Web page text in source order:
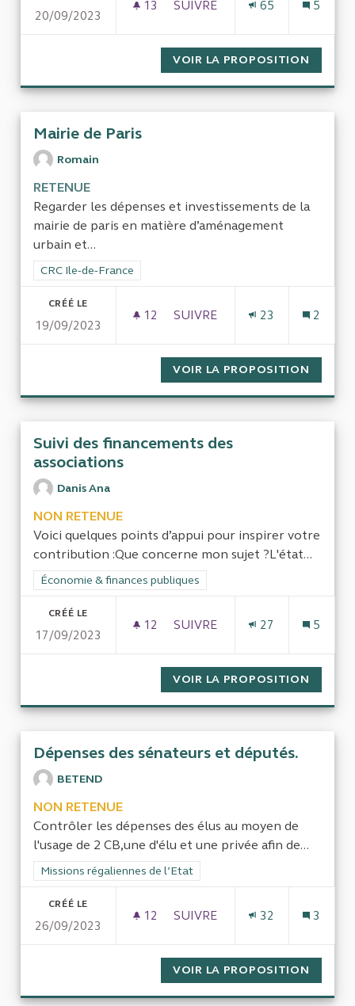
20/09/2023
13 13 ABONNÉS
SUIVRE
65 5
VOIR LA PROPOSITION
Mairie de Paris
Romain
RETENUE
Regarder les dépenses et investissements de la
mairie de paris en matière d’aménagement
urbain et...
Filtrer les résultats de la catégorie : CRC Ile-de-France
CRC Ile-de-France
CRÉÉ LE
19/09/2023
12 12 ABONNÉS
SUIVRE
23 2
VOIR LA PROPOSITION
Suivi des financements des
associations
Danis Ana
NON RETENUE
Voici quelques points d’appui pour inspirer votre
contribution :Que concerne mon sujet ?L'état...
Filtrer les résultats de la catégorie : Économie & finances
Économie & finances publiques
CRÉÉ LE
17/09/2023
12 12 ABONNÉS
SUIVRE
27 5
VOIR LA PROPOSITION
Dépenses des sénateurs et députés.
BETEND
NON RETENUE
Contrôler les dépenses des élus au moyen de
l'usage de 2 CB,une d'élu et une privée afin de...
Filtrer les résultats de la catégorie : Missions régaliennes de
Missions régaliennes de l’Etat
CRÉÉ LE
26/09/2023
12 12 ABONNÉS
SUIVRE
32 3
VOIR LA PROPOSITION